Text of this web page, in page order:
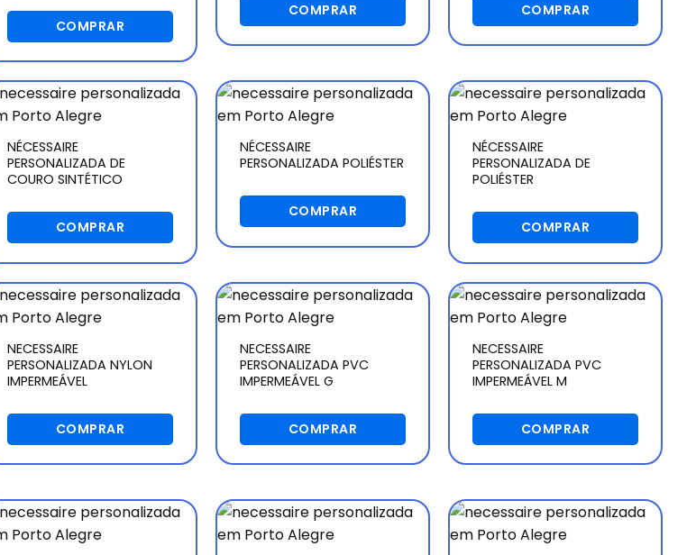
COMPRAR
COMPRAR COMPRAR
NÉCESSAIRE
PERSONALIZADA DE
COURO SINTÉTICO
COMPRAR
NÉCESSAIRE
PERSONALIZADA POLIÉSTER
COMPRAR
NÉCESSAIRE
PERSONALIZADA DE
POLIÉSTER
COMPRAR
NECESSAIRE
PERSONALIZADA NYLON
IMPERMEÁVEL
COMPRAR
NECESSAIRE
PERSONALIZADA PVC
IMPERMEÁVEL G
COMPRAR
NECESSAIRE
PERSONALIZADA PVC
IMPERMEÁVEL M
COMPRAR